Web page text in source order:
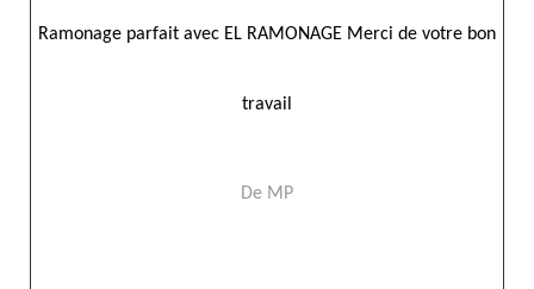
Ramonage parfait avec EL RAMONAGE Merci de votre bon
travail
De MP